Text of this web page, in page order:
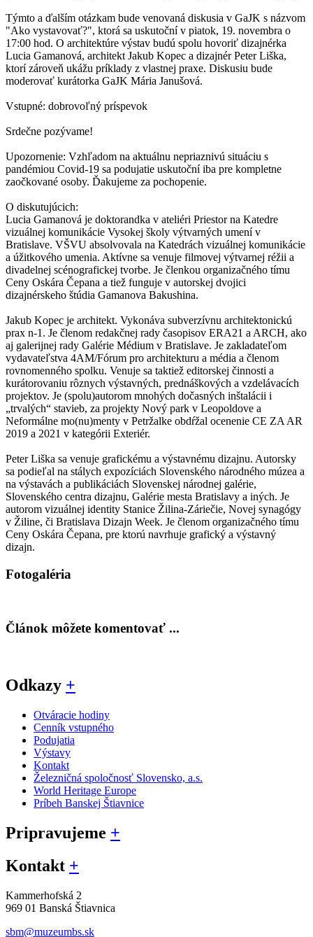
Týmto a ďalším otázkam bude venovaná diskusia v GaJK s názvom
"Ako vystavovať?", ktorá sa uskutoční v piatok, 19. novembra o
17:00 hod. O architektúre výstav budú spolu hovoriť dizajnérka
Lucia Gamanová, architekt Jakub Kopec a dizajnér Peter Liška,
ktorí zároveň ukážu príklady z vlastnej praxe. Diskusiu bude
moderovať kurátorka GaJK Mária Janušová.
Vstupné: dobrovoľný príspevok
Srdečne pozývame!
Upozornenie: Vzhľadom na aktuálnu nepriaznivú situáciu s
pandémiou Covid-19 sa podujatie uskutoční iba pre kompletne
zaočkované osoby. Ďakujeme za pochopenie.
O diskutujúcich:
Lucia Gamanová je doktorandka v ateliéri Priestor na Katedre
vizuálnej komunikácie Vysokej školy výtvarných umení v
Bratislave. VŠVU absolvovala na Katedrách vizuálnej komunikácie
a úžitkového umenia. Aktívne sa venuje filmovej výtvarnej réžii a
divadelnej scénografickej tvorbe. Je členkou organizačného tímu
Ceny Oskára Čepana a tiež funguje v autorskej dvojici
dizajnérskeho štúdia Gamanova Bakushina.
Jakub Kopec je architekt. Vykonáva subverzívnu architektonickú
prax n-1. Je členom redakčnej rady časopisov ERA21 a ARCH, ako
aj galerijnej rady Galérie Médium v Bratislave. Je zakladateľom
vydavateľstva 4AM/Fórum pro architekturu a média a členom
rovnomenného spolku. Venuje sa taktiež editorskej činnosti a
kurátorovaniu rôznych výstavných, prednáškových a vzdelávacích
projektov. Je (spolu)autorom mnohých dočasných inštalácii i
„trvalých“ stavieb, za projekty Nový park v Leopoldove a
Neformálne mo(nu)menty v Petržalke obdŕžal ocenenie CE ZA AR
2019 a 2021 v kategórii Exteriér.
Peter Liška sa venuje grafickému a výstavnému dizajnu. Autorsky
sa podieľal na stálych expozíciách Slovenského národného múzea a
na výstavách a publikáciách Slovenskej národnej galérie,
Slovenského centra dizajnu, Galérie mesta Bratislavy a iných. Je
autorom vizuálnej identity Stanice Žilina-Záriečie, Novej synagógy
v Žiline, či Bratislava Dizajn Week. Je členom organizačného tímu
Ceny Oskára Čepana, pre ktorú navrhuje grafický a výstavný
dizajn.
Fotogaléria
Článok môžete komentovať ...
Odkazy +
Otváracie hodiny
Cenník vstupného
Podujatia
Výstavy
Kontakt
Železničná spoločnosť Slovensko, a.s.
World Heritage Europe
Príbeh Banskej Štiavnice
Pripravujeme +
Kontakt +
Kammerhofská 2
969 01 Banská Štiavnica
sbm@muzeumbs.sk